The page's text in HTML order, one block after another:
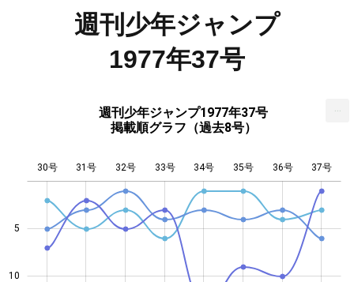
週刊少年ジャンプ
1977年37号
週刊少年ジャンプ1977年37号
掲載順グラフ（過去8号）
10
5
30号 31号 32号 33号 34号 35号 36号 37号